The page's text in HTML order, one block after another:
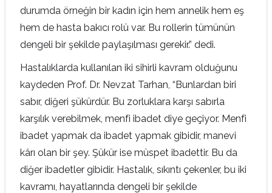
durumda örneğin bir kadın için hem annelik hem eş
hem de hasta bakıcı rolü var. Bu rollerin tümünün
dengeli bir şekilde paylaşılması gerekir.” dedi.
Hastalıklarda kullanılan iki sihirli kavram olduğunu
kaydeden Prof. Dr. Nevzat Tarhan, “Bunlardan biri
sabır, diğeri şükürdür. Bu zorluklara karşı sabırla
karşılık verebilmek, menfi ibadet diye geçiyor. Menfi
ibadet yapmak da ibadet yapmak gibidir, manevi
kârı olan bir şey. Şükür ise müspet ibadettir. Bu da
diğer ibadetler gibidir. Hastalık, sıkıntı çekenler, bu iki
kavramı, hayatlarında dengeli bir şekilde